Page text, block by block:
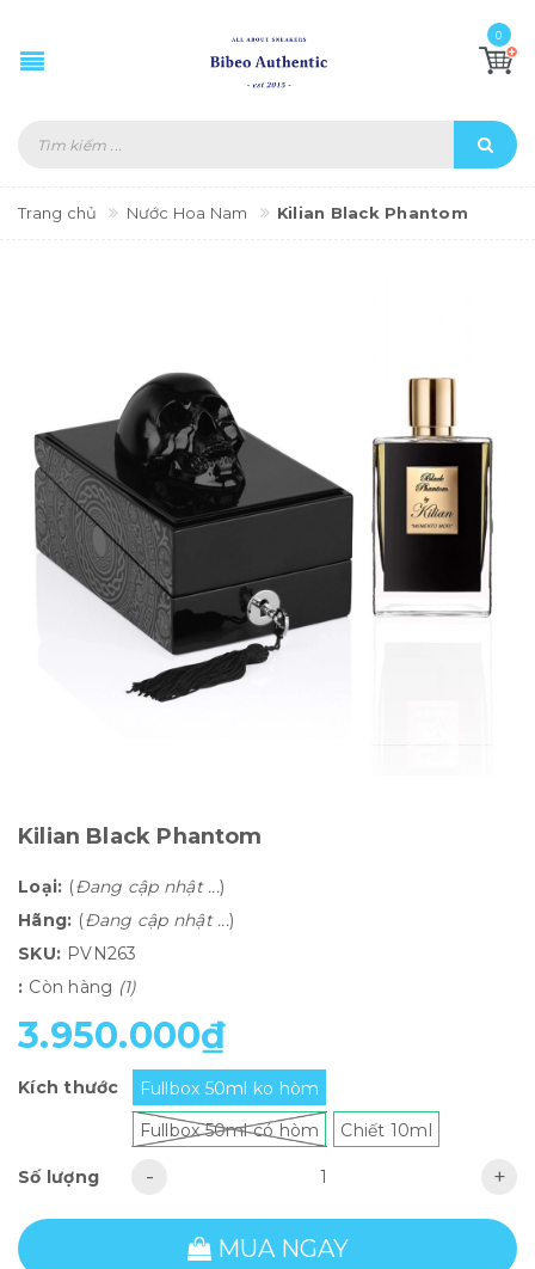
0
Trang chủ Nước Hoa Nam Kilian Black Phantom
Kilian Black Phantom
Loại: (Đang cập nhật ...)
Hãng: (Đang cập nhật ...)
SKU: PVN263
: Còn hàng (1)
3.950.000₫
Kích thước
Fullbox 50ml ko hòm
Fullbox 50ml có hòm
Chiết 10ml
Số lượng - +
MUA NGAY